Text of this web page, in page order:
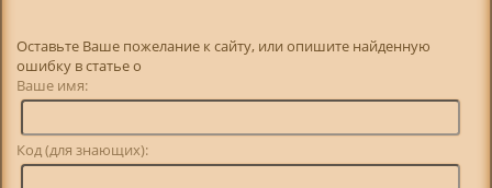
Оставьте Ваше пожелание к сайту, или опишите найденную
ошибку в статье о
Ваше имя:
Код (для знающих):